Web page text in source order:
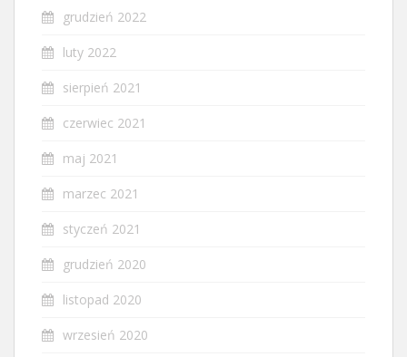
grudzień 2022
luty 2022
sierpień 2021
czerwiec 2021
maj 2021
marzec 2021
styczeń 2021
grudzień 2020
listopad 2020
wrzesień 2020